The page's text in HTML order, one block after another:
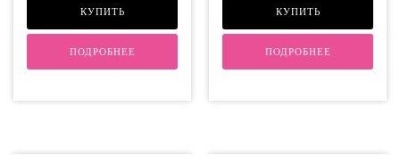
КУПИТЬ
ПОДРОБНЕЕ
КУПИТЬ
ПОДРОБНЕЕ